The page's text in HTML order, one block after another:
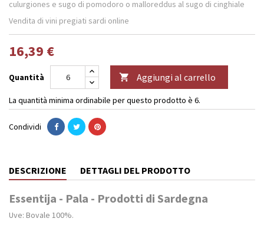
culurgiones e sugo di pomodoro o malloreddus al sugo di cinghiale
Vendita di vini pregiati sardi online
16,39 €
Quantità  Aggiungi al carrello
La quantità minima ordinabile per questo prodotto è 6.
Condividi
DESCRIZIONE DETTAGLI DEL PRODOTTO
Essentija - Pala - Prodotti di Sardegna
Uve: Bovale 100%.